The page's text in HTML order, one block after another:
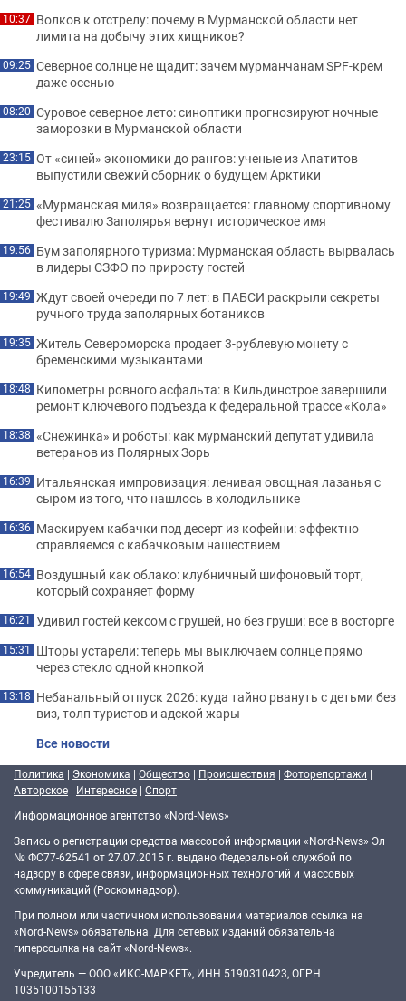
10:37 Волков к отстрелу: почему в Мурманской области нет
лимита на добычу этих хищников?
09:25 Северное солнце не щадит: зачем мурманчанам SPF-крем
даже осенью
08:20 Суровое северное лето: синоптики прогнозируют ночные
заморозки в Мурманской области
23:15 От «синей» экономики до рангов: ученые из Апатитов
выпустили свежий сборник о будущем Арктики
21:25 «Мурманская миля» возвращается: главному спортивному
фестивалю Заполярья вернут историческое имя
19:56 Бум заполярного туризма: Мурманская область вырвалась
в лидеры СЗФО по приросту гостей
19:49 Ждут своей очереди по 7 лет: в ПАБСИ раскрыли секреты
ручного труда заполярных ботаников
19:35 Житель Североморска продает 3-рублевую монету с
бременскими музыкантами
18:48 Километры ровного асфальта: в Кильдинстрое завершили
ремонт ключевого подъезда к федеральной трассе «Кола»
18:38 «Снежинка» и роботы: как мурманский депутат удивила
ветеранов из Полярных Зорь
16:39 Итальянская импровизация: ленивая овощная лазанья с
сыром из того, что нашлось в холодильнике
16:36 Маскируем кабачки под десерт из кофейни: эффектно
справляемся с кабачковым нашествием
16:54 Воздушный как облако: клубничный шифоновый торт,
который сохраняет форму
16:21 Удивил гостей кексом с грушей, но без груши: все в восторге
15:31 Шторы устарели: теперь мы выключаем солнце прямо
через стекло одной кнопкой
13:18 Небанальный отпуск 2026: куда тайно рвануть с детьми без
виз, толп туристов и адской жары
Все новости
Политика | Экономика | Общество | Происшествия | Фоторепортажи |
Авторское | Интересное | Спорт
Информационное агентство «Nord-News»
Запись о регистрации средства массовой информации «Nord-News» Эл
№ ФС77-62541 от 27.07.2015 г. выдано Федеральной службой по
надзору в сфере связи, информационных технологий и массовых
коммуникаций (Роскомнадзор).
При полном или частичном использовании материалов ссылка на
«Nord-News» обязательна. Для сетевых изданий обязательна
гиперссылка на сайт «Nord-News».
Учредитель — ООО «ИКС-МАРКЕТ», ИНН 5190310423, ОГРН
1035100155133